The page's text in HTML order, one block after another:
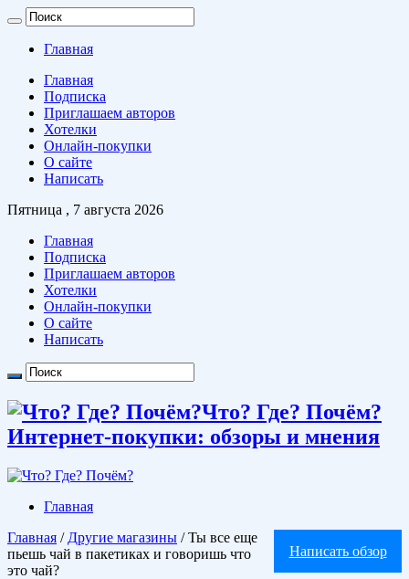
Главная
Главная
Подписка
Приглашаем авторов
Хотелки
Онлайн-покупки
О сайте
Написать
Пятница , 7 августа 2026
Главная
Подписка
Приглашаем авторов
Хотелки
Онлайн-покупки
О сайте
Написать
Что? Где? Почём?
Интернет-покупки: обзоры и мнения
Главная
Написать обзор
Главная / Другие магазины / Ты все еще
пьешь чай в пакетиках и говоришь что
это чай?